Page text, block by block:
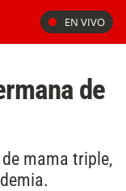
EN VIVO
de
mama triple,